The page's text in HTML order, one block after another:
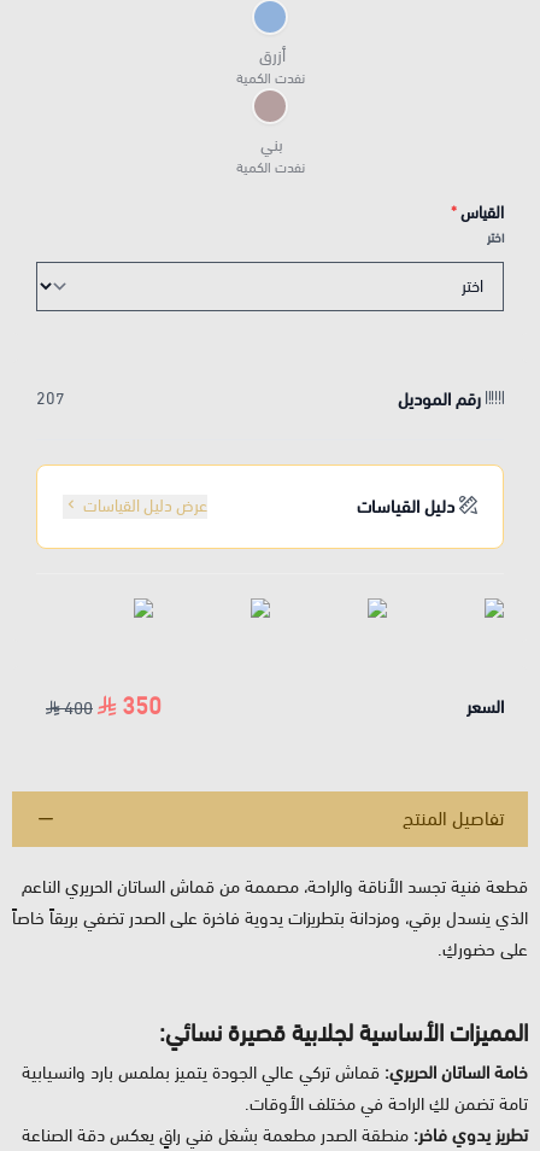
أزرق
نفدت الكمية
بني
نفدت الكمية
القياس*
اختر
رقم الموديل 207
دليل القياسات عرض دليل القياسات
السعر 350
400
تفاصيل المنتج
قطعة فنية تجسد الأناقة والراحة، مصممة من قماش الساتان الحريري الناعم
الذي ينسدل برقي، ومزدانة بتطريزات يدوية فاخرة على الصدر تضفي بريقاً خاصاً
على حضوركِ.
المميزات الأساسية لجلابية قصيرة نسائي:
خامة الساتان الحريري: قماش تركي عالي الجودة يتميز بملمس بارد وانسيابية
تامة تضمن لكِ الراحة في مختلف الأوقات.
تطريز يدوي فاخر: منطقة الصدر مطعمة بشغل فني راقٍ يعكس دقة الصناعة